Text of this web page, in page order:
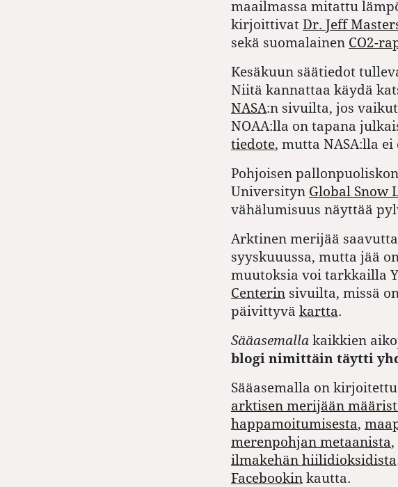
maailmassa mitattu
kirjoittivat Dr. Jeff
sekä suomalainen CO2-
Kesäkuun säätiedot
Niitä kannattaa käydä
NASA:n sivuilta, jos
NOAA:lla on tapana
tiedote, mutta NASA:lla
Pohjoisen
Universityn Global Snow
vähälumisuus näyttää
Arktinen merijää
syyskuuussa, mutta jää
muutoksia voi tarkkailla
Centerin sivuilta, missä
päivittyvä kartta.
Sääasemalla kaikkien
blogi nimittäin täytti
Sääasemalla on
arktisen merijään
happamoitumisesta,
merenpohjan metaanista,
ilmakehän hiilidioksidista
Facebookin kautta.